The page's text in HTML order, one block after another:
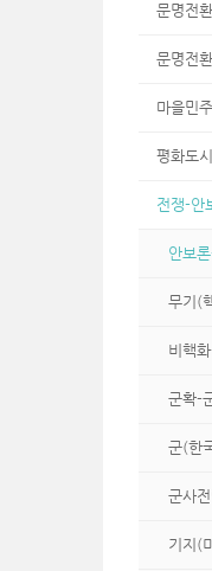
문명전환
문명전
마을민
평화도
전쟁-안
안보
무기(
비핵
군확-
군(한
군사
기지(